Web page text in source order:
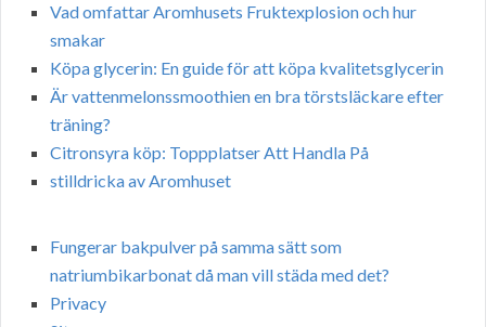
Vad omfattar Aromhusets Fruktexplosion och hur
smakar
Köpa glycerin: En guide för att köpa kvalitetsglycerin
Är vattenmelonssmoothien en bra törstsläckare efter
träning?
Citronsyra köp: Toppplatser Att Handla På
stilldricka av Aromhuset
Fungerar bakpulver på samma sätt som
natriumbikarbonat då man vill städa med det?
Privacy